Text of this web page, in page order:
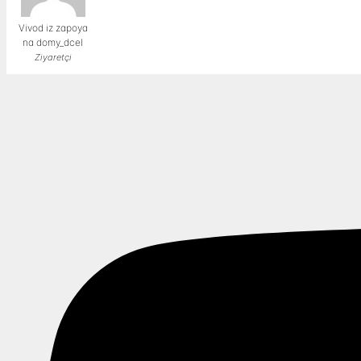
Vivod iz zapoya
na domy_dcel
Ziyaretçi